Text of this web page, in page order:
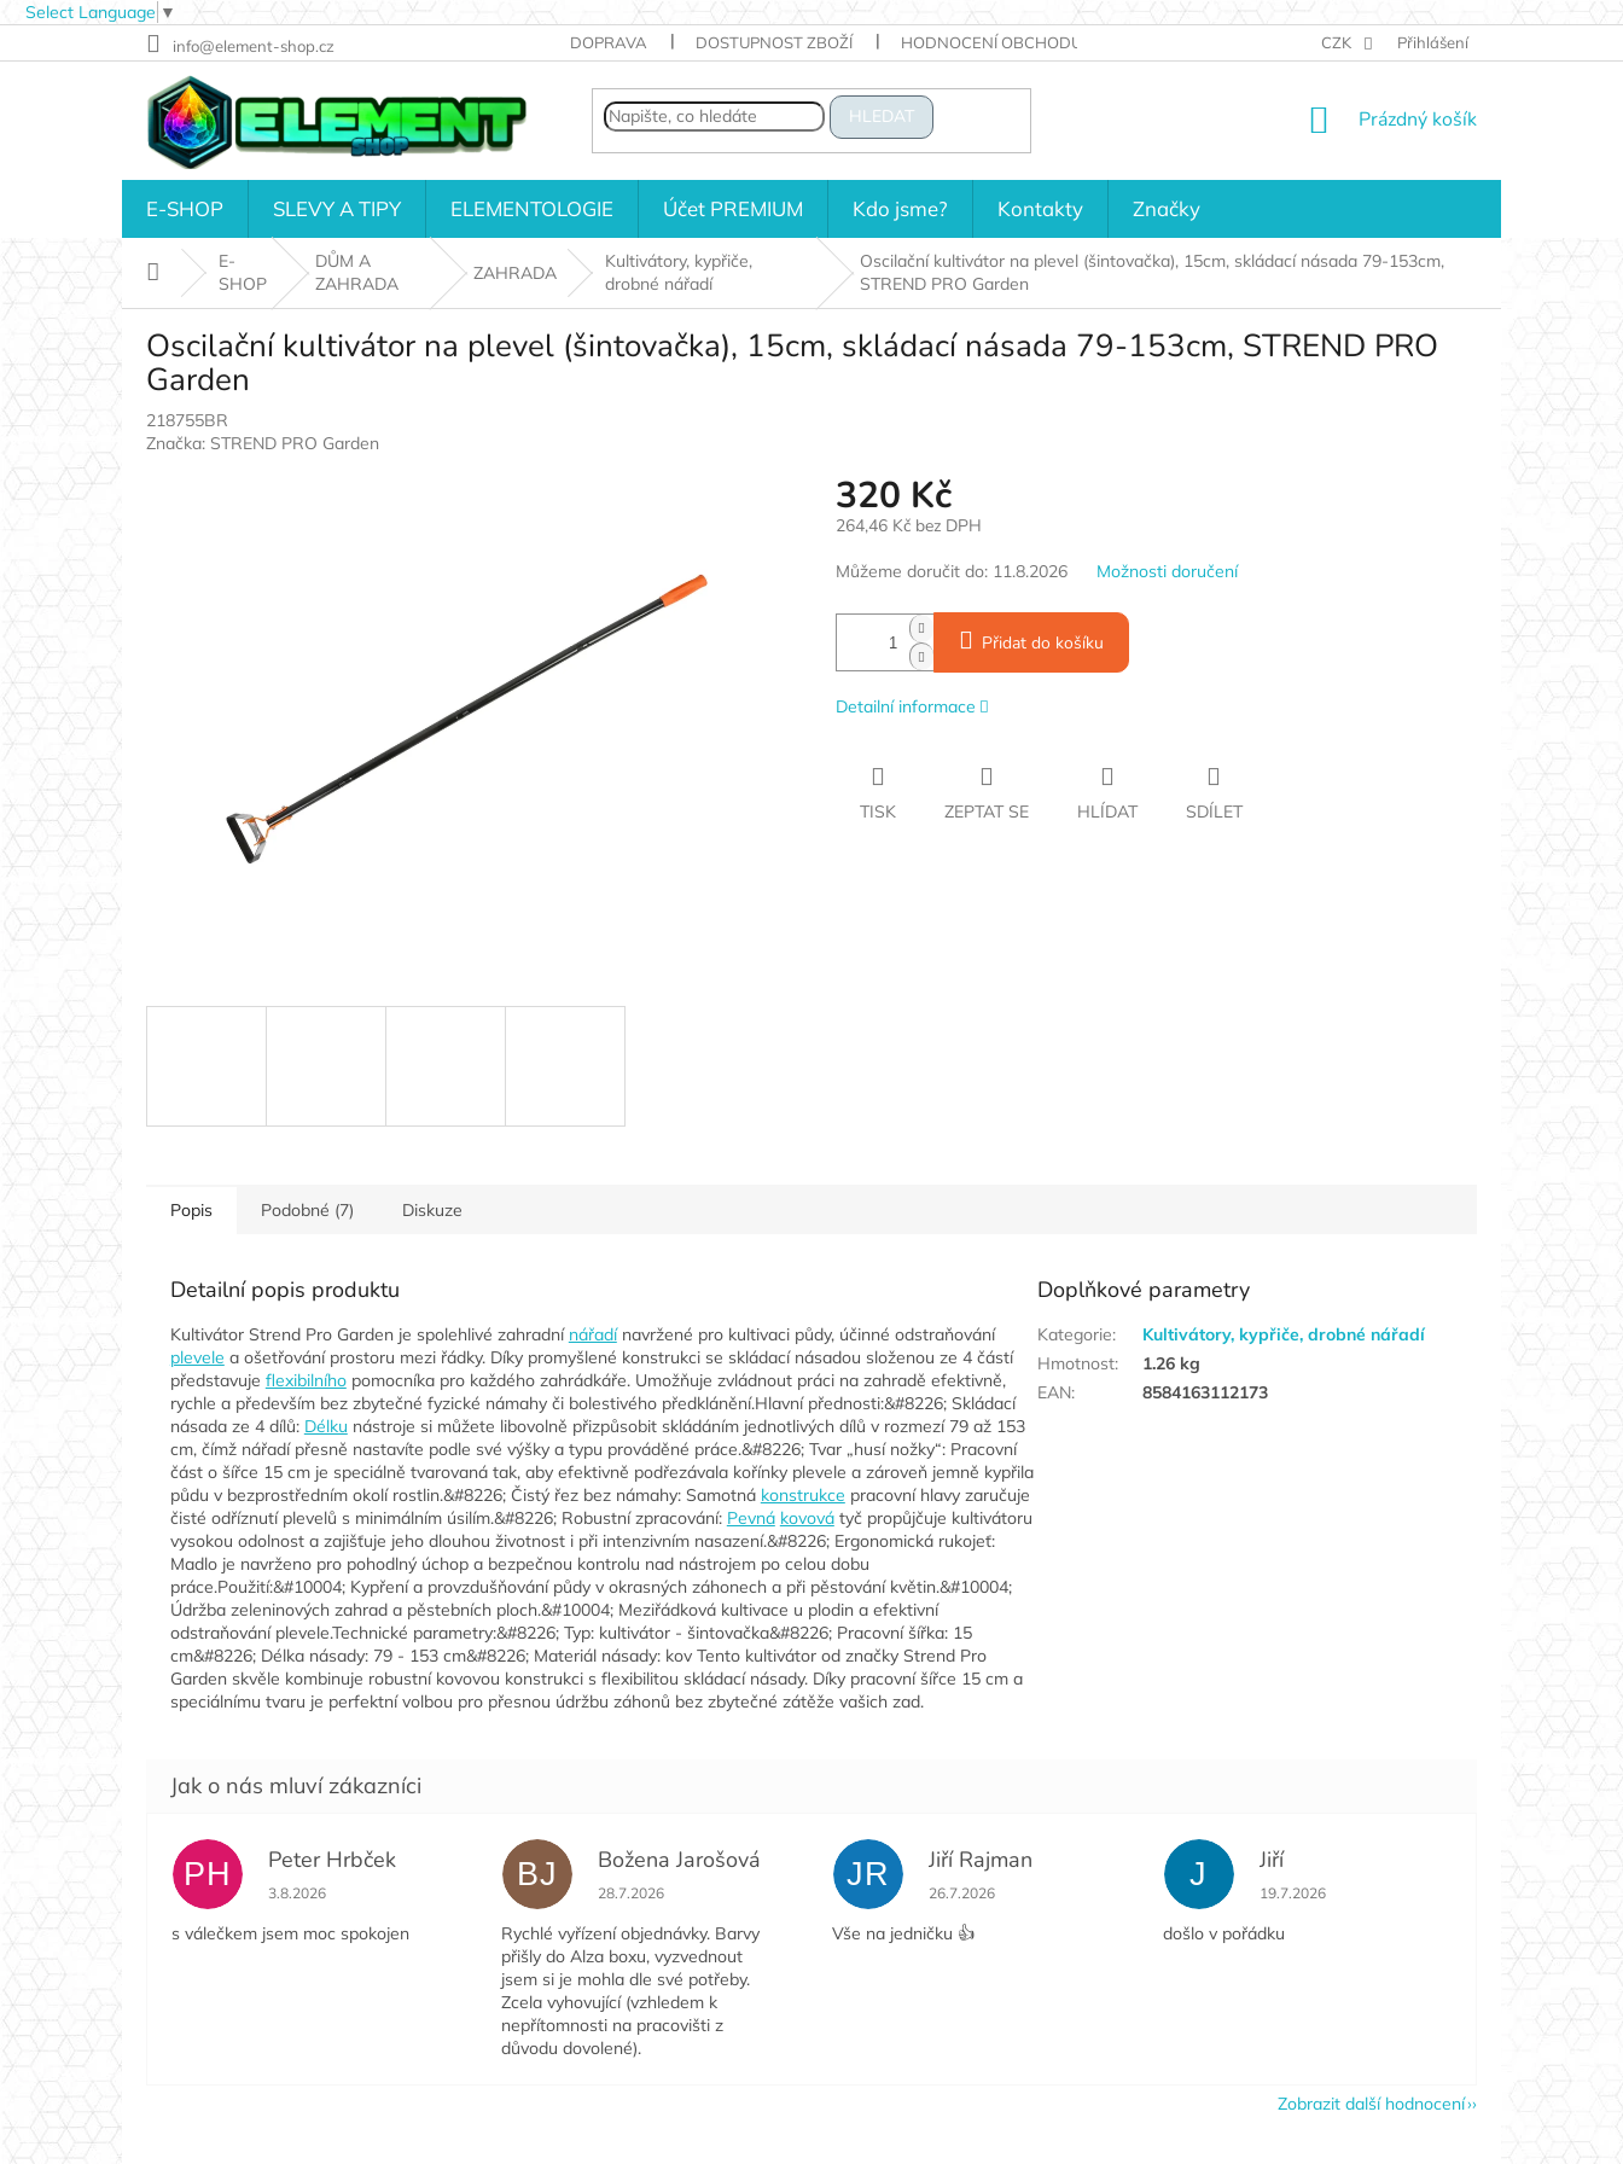
Select Language ▼
na
info@element-shop.cz DOPRAVA DOSTUPNOST ZBOŽÍ HODNOCENÍ OBCHODU KONTAKTY KDO JSME?
CZK Přihlášení
HLEDAT
NÁKUPNÍ
Prázdný košík
E-SHOP SLEVY A TIPY ELEMENTOLOGIE Účet PREMIUM Kdo jsme? Kontakty Značky
Domů
E-
SHOP
DŮM A
ZAHRADA
ZAHRADA
Kultivátory, kypřiče,
drobné nářadí
Oscilační kultivátor na plevel (šintovačka), 15cm, skládací násada 79-153cm,
STREND PRO Garden
Oscilační kultivátor na plevel (šintovačka), 15cm, skládací násada 79-153cm, STREND PRO
Garden
218755BR
Značka: STREND PRO Garden
320 Kč
264,46 Kč bez DPH
Měrná
cena:
Můžeme doručit do: 11.8.2026 Možnosti doručení
Přidat do košíku
Detailní informace
TISK ZEPTAT SE HLÍDAT SDÍLET
Popis Podobné (7) Diskuze
Detailní popis produktu
Kultivátor Strend Pro Garden je spolehlivé zahradní nářadínavržené pro kultivaci půdy, účinné odstraňování
plevele a ošetřování prostoru mezi řádky. Díky promyšlené konstrukci se skládací násadou složenou ze 4 částí
představuje flexibilníhopomocníka pro každého zahrádkáře. Umožňuje zvládnout práci na zahradě efektivně,
rychle a především bez zbytečné fyzické námahy či bolestivého předklánění.Hlavní přednosti:&#8226; Skládací
násada ze 4 dílů: Délku nástroje si můžete libovolně přizpůsobit skládáním jednotlivých dílů v rozmezí 79 až 153
cm, čímž nářadí přesně nastavíte podle své výšky a typu prováděné práce.&#8226; Tvar „husí nožky“: Pracovní
část o šířce 15 cm je speciálně tvarovaná tak, aby efektivně podřezávala kořínky plevele a zároveň jemně kypřila
půdu v bezprostředním okolí rostlin.&#8226; Čistý řez bez námahy: Samotná konstrukce pracovní hlavy zaručuje
čisté odříznutí plevelů s minimálním úsilím.&#8226; Robustní zpracování: Pevná kovovátyč propůjčuje kultivátoru
vysokou odolnost a zajišťuje jeho dlouhou životnost i při intenzivním nasazení.&#8226; Ergonomická rukojeť:
Madlo je navrženo pro pohodlný úchop a bezpečnou kontrolu nad nástrojem po celou dobu
práce.Použití:&#10004; Kypření a provzdušňování půdy v okrasných záhonech a při pěstování květin.&#10004;
Údržba zeleninových zahrad a pěstebních ploch.&#10004; Meziřádková kultivace u plodin a efektivní
odstraňování plevele.Technické parametry:&#8226; Typ: kultivátor - šintovačka&#8226; Pracovní šířka: 15
cm&#8226; Délka násady: 79 - 153 cm&#8226; Materiál násady: kov Tento kultivátor od značky Strend Pro
Garden skvěle kombinuje robustní kovovou konstrukci s flexibilitou skládací násady. Díky pracovní šířce 15 cm a
speciálnímu tvaru je perfektní volbou pro přesnou údržbu záhonů bez zbytečné zátěže vašich zad.
Doplňkové parametry
Kategorie:
Kultivátory, kypřiče, drobné nářadí
Hmotnost:
1.26 kg
EAN: 8584163112173
PH Peter Hrbček
Hodnocení obchodu je 5 z 5 hvězdiček.
3.8.2026
s válečkem jsem moc spokojen
BJ Božena Jarošová
Hodnocení obchodu je 5 z 5 hvězdiček.
28.7.2026
Rychlé vyřízení objednávky. Barvy
přišly do Alza boxu, vyzvednout
jsem si je mohla dle své potřeby.
Zcela vyhovující (vzhledem k
nepřítomnosti na pracovišti z
důvodu dovolené).
JR Jiří Rajman
Hodnocení obchodu je 5 z 5 hvězdiček.
26.7.2026
Vše na jedničku 👍
J Jiří
Hodnocení obchodu je 5 z 5 hvězdiček.
19.7.2026
došlo v pořádku
Zobrazit další hodnocení
Z